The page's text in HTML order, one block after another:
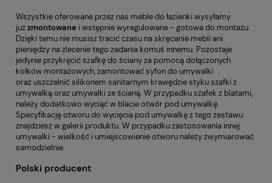
Wszystkie oferowane przez nas meble do łazienki wysyłamy
jużzmontowane i wstępnie wyregulowane - gotowe do montażu.
Dzięki temu nie musisz tracić czasu na skręcanie mebli ani
pieniędzy na zlecenie tego zadania komuś innemu. Pozostaje
jedynie przykręcić szafkę do ściany za pomocą dołączonych
kołków montażowych, zamontować syfon do umywalki
oraz uszczelnić silikonem sanitarnym krawędzie styku szafki z
umywalką oraz umywalki ze ścianą. W przypadku szafek z blatami,
należy dodatkowo wyciąć w blacie otwór pod umywalkę.
Specyfikację otworu do wycięcia pod umywalkę z tego zestawu
znajdziesz w galerii produktu. W przypadku zastosowania innej
umywalki - wielkość i umiejscowienie otworu należy zwymiarować
samodzielnie.
Polski producent